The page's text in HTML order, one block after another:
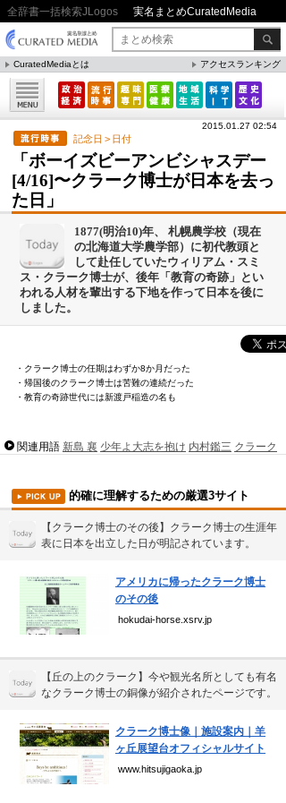
全辞書一括検索JLogos 実名まとめCuratedMedia
CuratedMediaとは アクセスランキング
「ボーイズビーアンビシャスデー
[4/16]〜クラーク博士が日本を去っ
た日」
2015.01.27 02:54
記念日 > 日付
1877(明治10)年、 札幌農学校（現在
の北海道大学農学部）に初代教頭と
して赴任していたウィリアム・スミ
ス・クラーク博士が、後年「教育の奇跡」とい
われる人材を輩出する下地を作って日本を後に
しました。
・クラーク博士の任期はわずか8か月だった
・帰国後のクラーク博士は苦難の連続だった
・教育の奇跡世代には新渡戸稲造の名も
関連用語 新島 襄 少年よ大志を抱け 内村鑑三 クラーク
的確に理解するための厳選3サイト
【クラーク博士のその後】クラーク博士の生涯年
表に日本を出立した日が明記されています。
アメリカに帰ったクラーク博士
のその後
hokudai-horse.xsrv.jp
【丘の上のクラーク】今や観光名所としても有名
なクラーク博士の銅像が紹介されたページです。
クラーク博士像｜施設案内｜羊
ヶ丘展望台オフィシャルサイト
www.hitsujigaoka.jp